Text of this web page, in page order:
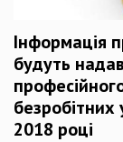
Інформація
будуть
безробітних
2018 році